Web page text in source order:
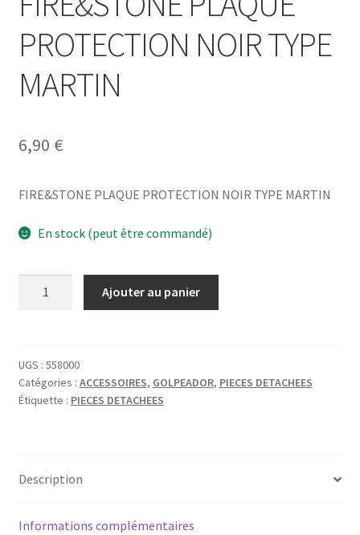
PROTECTION NOIR TYPE
MARTIN
6,90 €
FIRE&STONE PLAQUE PROTECTION NOIR TYPE MARTIN
En stock (peut être commandé)
PROTECTION
NOIR
TYPE
Ajouter au panier
UGS : 558000
Catégories : ACCESSOIRES, GOLPEADOR, PIECES DETACHEES
Étiquette : PIECES DETACHEES
Description
Informations complémentaires